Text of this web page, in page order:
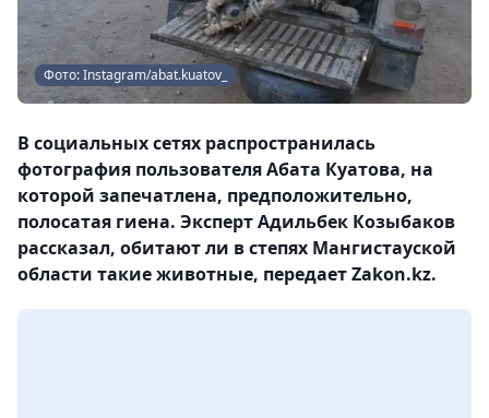
Фото: Instagram/abat.kuatov_
В социальных сетях распространилась
фотография пользователя Абата Куатова, на
которой запечатлена, предположительно,
полосатая гиена. Эксперт Адильбек Козыбаков
рассказал, обитают ли в степях Мангистауской
области такие животные, передает Zakon.kz.